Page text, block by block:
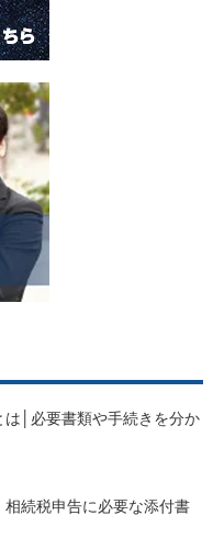
│必要書類や手続きを分か
相続税申告に必要な添付書